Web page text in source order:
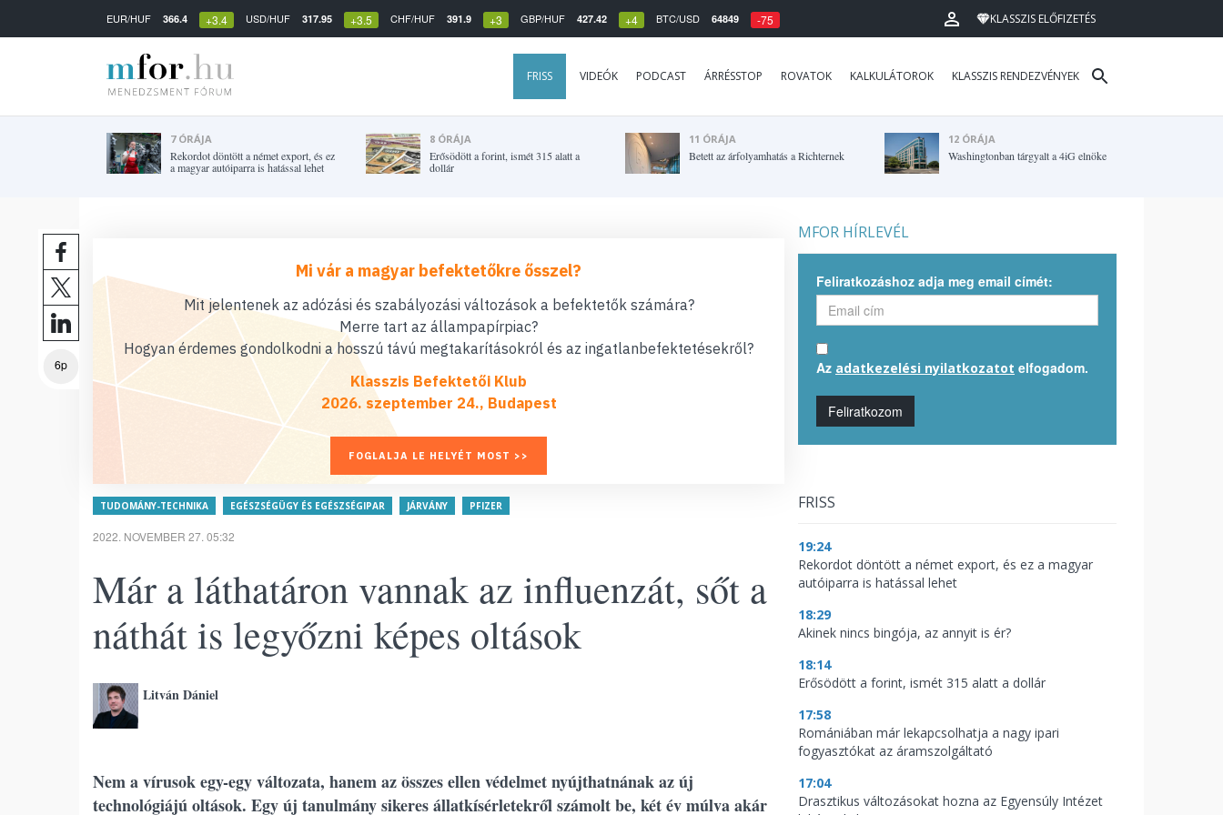
EUR/HUF 366.4 +3.4 USD/HUF 317.95 +3.5 CHF/HUF 391.9 +3 GBP/HUF 427.42 +4 BTC/USD 64849 -75 KLASSZIS ELŐFIZETÉS
FRISS VIDEÓK PODCAST ÁRRÉSSTOP ROVATOK KALKULÁTOROK KLASSZIS RENDEZVÉNYEK
7 ÓRÁJA
Rekordot döntött a német export, és ez
a magyar autóiparra is hatással lehet
8 ÓRÁJA
Erősödött a forint, ismét 315 alatt a
dollár
11 ÓRÁJA
Betett az árfolyamhatás a Richternek
12 ÓRÁJA
Washingtonban tárgyalt a 4iG elnöke
6p
Mi vár a magyar befektetőkre ősszel?
Mit jelentenek az adózási és szabályozási változások a befektetők számára?
Merre tart az állampapírpiac?
Hogyan érdemes gondolkodni a hosszú távú megtakarításokról és az ingatlanbefektetésekről?
Klasszis Befektetői Klub
2026. szeptember 24., Budapest
FOGLALJA LE HELYÉT MOST >>
TUDOMÁNY-TECHNIKA EGÉSZSÉGÜGY ÉS EGÉSZSÉGIPAR JÁRVÁNY PFIZER
2022. NOVEMBER 27. 05:32
Már a láthatáron vannak az influenzát, sőt a
náthát is legyőzni képes oltások
Litván Dániel
Nem a vírusok egy-egy változata, hanem az összes ellen védelmet nyújthatnának az új
technológiájú oltások. Egy új tanulmány sikeres állatkísérletekről számolt be, két év múlva akár
MFOR HÍRLEVÉL
Feliratkozáshoz adja meg email címét:
Az adatkezelési nyilatkozatot elfogadom.
Feliratkozom
FRISS
19:24
Rekordot döntött a német export, és ez a magyar
autóiparra is hatással lehet
18:29
Akinek nincs bingója, az annyit is ér?
18:14
Erősödött a forint, ismét 315 alatt a dollár
17:58
Romániában már lekapcsolhatja a nagy ipari
fogyasztókat az áramszolgáltató
17:04
Drasztikus változásokat hozna az Egyensúly Intézet